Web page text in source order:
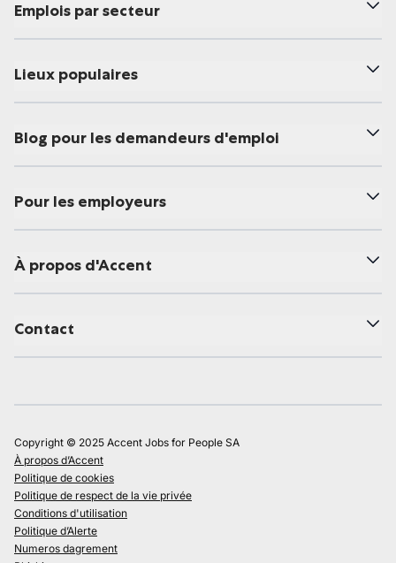
Emplois par secteur
Lieux populaires
Blog pour les demandeurs d'emploi
Pour les employeurs
À propos d'Accent
Contact
Copyright © 2025 Accent Jobs for People SA
À propos d’Accent
Politique de cookies
Politique de respect de la vie privée
Conditions d'utilisation
Politique d’Alerte
Numeros dagrement